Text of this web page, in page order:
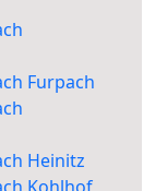
Furpach
Heinitz